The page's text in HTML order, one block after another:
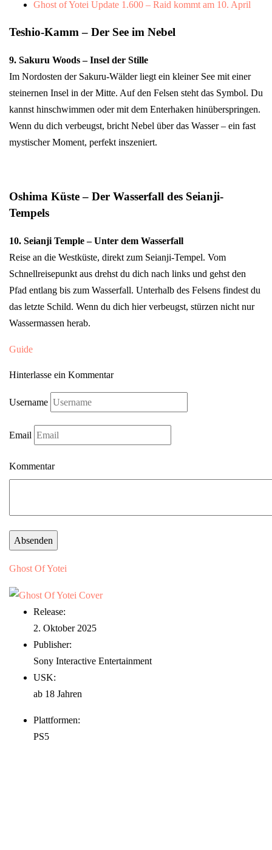
Ghost of Yotei Update 1.600 – Raid kommt am 10. April
Teshio-Kamm – Der See im Nebel
9. Sakuru Woods – Insel der Stille
Im Nordosten der Sakuru-Wälder liegt ein kleiner See mit einer
steinernen Insel in der Mitte. Auf den Felsen steht das Symbol. Du
kannst hinschwimmen oder mit dem Enterhaken hinüberspringen.
Wenn du dich verbeugst, bricht Nebel über das Wasser – ein fast
mystischer Moment, perfekt inszeniert.
Oshima Küste – Der Wasserfall des Seianji-
Tempels
10. Seianji Temple – Unter dem Wasserfall
Reise an die Westküste, direkt zum Seianji-Tempel. Vom
Schnellreisepunkt aus drehst du dich nach links und gehst den
Pfad entlang bis zum Wasserfall. Unterhalb des Felsens findest du
das letzte Schild. Wenn du dich hier verbeugst, stürzen nicht nur
Wassermassen herab.
Guide
Hinterlasse ein Kommentar
Username
Email
Kommentar
Ghost Of Yotei
Release:
2. Oktober 2025
Publisher:
Sony Interactive Entertainment
USK:
ab 18 Jahren
Plattformen:
PS5